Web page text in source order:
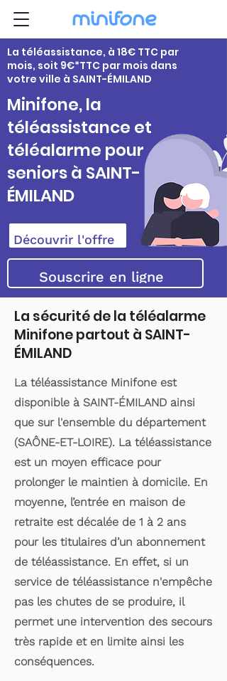
La téléassistance, à 18€ TTC par
mois, soit 9€*TTC par mois dans
votre ville à SAINT-ÉMILAND
Minifone, la
téléassistance et
téléalarme pour
seniors à SAINT-
ÉMILAND
Découvrir l'offre
Souscrire en ligne
La sécurité de la téléalarme
Minifone partout à SAINT-
ÉMILAND
La téléassistance Minifone est
disponible à SAINT-ÉMILAND ainsi
que sur l'ensemble du département
(SAÔNE-ET-LOIRE). La téléassistance
est un moyen efficace pour
prolonger le maintien à domicile. En
moyenne, l’entrée en maison de
retraite est décalée de 1 à 2 ans
pour les titulaires d’un abonnement
de téléassistance. En effet, si un
service de téléassistance n'empêche
pas les chutes de se produire, il
permet une intervention des secours
très rapide et en limite ainsi les
conséquences.